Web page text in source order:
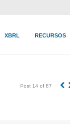
XBRL RECURSOS
Post 14 of 87 ‹